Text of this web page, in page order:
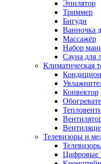
Эпилятор
Триммер
Бигуди
Ванночка
Массажёр
Набор
Сауна для
Климатическая
Конвектор
Телевизоры и
Цифровые